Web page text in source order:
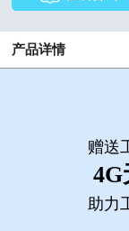
产品详情
赠送
助力